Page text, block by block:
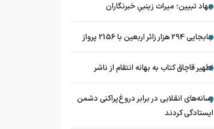
جهاد تبیین؛ میراث زینبیِ خبرنگاران
جابجایی 294 هزار زائر اربعین با 2156 پرواز
تطهیر قاچاق کتاب به بهانه انتقام از ناشر
رسانه‌های انقلابی در برابر دروغ‌پراکنی دشمن
ایستادگی کردند